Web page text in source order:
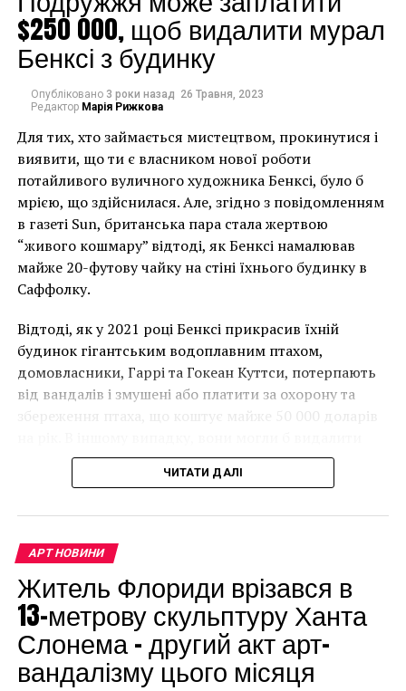
$250 000, щоб видалити мурал
Бенксі з будинку
Опубліковано 3 роки назад 26 Травня, 2023
Редактор Марія Рижкова
Для тих, хто займається мистецтвом, прокинутися і
виявити, що ти є власником нової роботи
потайливого вуличного художника Бенксі, було б
мрією, що здійснилася. Але, згідно з повідомленням
в газеті Sun, британська пара стала жертвою
“живого кошмару” відтоді, як Бенксі намалював
майже 20-футову чайку на стіні їхнього будинку в
Саффолку.
Відтоді, як у 2021 році Бенксі прикрасив їхній
будинок гігантським водоплавним птахом,
домовласники, Гаррі та Гокеан Куттси, потерпають
від вандалів і змушені або платити за охорону та
збереження птаха, що коштує майже 50 000 доларів
мурал, що може коштувати до чверті мільйона
доларів.
ЧИТАТИ ДАЛІ
АРТ НОВИНИ
Житель Флориди врізався в
13-метрову скульптуру Ханта
Слонема – другий акт арт-
вандалізму цього місяця